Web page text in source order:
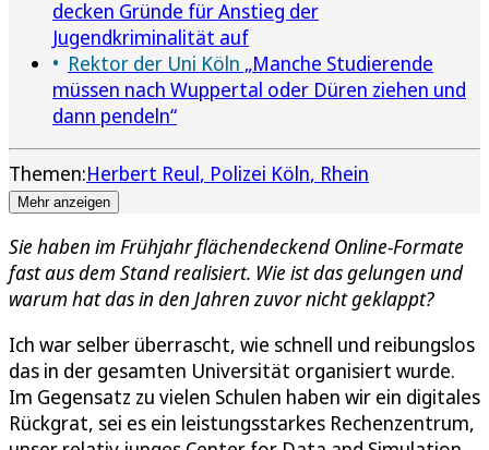
decken Gründe für Anstieg der
Jugendkriminalität auf
Rektor der Uni Köln „Manche Studierende
müssen nach Wuppertal oder Düren ziehen und
dann pendeln“
Themen:Herbert Reul Polizei Köln Rhein
Mehr anzeigen
Sie haben im Frühjahr flächendeckend Online-Formate
fast aus dem Stand realisiert. Wie ist das gelungen und
warum hat das in den Jahren zuvor nicht geklappt?
Ich war selber überrascht, wie schnell und reibungslos
das in der gesamten Universität organisiert wurde.
Im Gegensatz zu vielen Schulen haben wir ein digitales
Rückgrat, sei es ein leistungsstarkes Rechenzentrum,